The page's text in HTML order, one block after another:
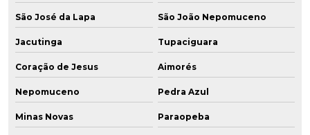
São José da Lapa São João Nepomuceno
Jacutinga Tupaciguara
Coração de Jesus Aimorés
Nepomuceno Pedra Azul
Minas Novas Paraopeba